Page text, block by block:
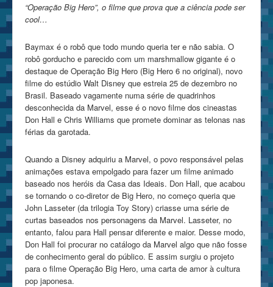
“Operação Big Hero”, o filme que prova que a ciência pode ser
cool…
Baymax é o robô que todo mundo queria ter e não sabia. O
robô gorducho e parecido com um marshmallow gigante é o
destaque de Operação Big Hero (Big Hero 6 no original), novo
filme do estúdio Walt Disney que estreia 25 de dezembro no
Brasil. Baseado vagamente numa série de quadrinhos
desconhecida da Marvel, esse é o novo filme dos cineastas
Don Hall e Chris Williams que promete dominar as telonas nas
férias da garotada.
Quando a Disney adquiriu a Marvel, o povo responsável pelas
animações estava empolgado para fazer um filme animado
baseado nos heróis da Casa das Ideais. Don Hall, que acabou
se tornando o co-diretor de Big Hero, no começo queria que
John Lasseter (da trilogia Toy Story) criasse uma série de
curtas baseados nos personagens da Marvel. Lasseter, no
entanto, falou para Hall pensar diferente e maior. Desse modo,
Don Hall foi procurar no catálogo da Marvel algo que não fosse
de conhecimento geral do público. E assim surgiu o projeto
para o filme Operação Big Hero, uma carta de amor à cultura
pop japonesa.